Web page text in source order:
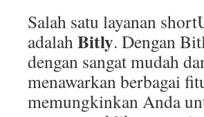
Salah satu layanan
adalahBitly. Dengan
dengan sangat mudah
menawarkan berbagai
memungkinkan Anda